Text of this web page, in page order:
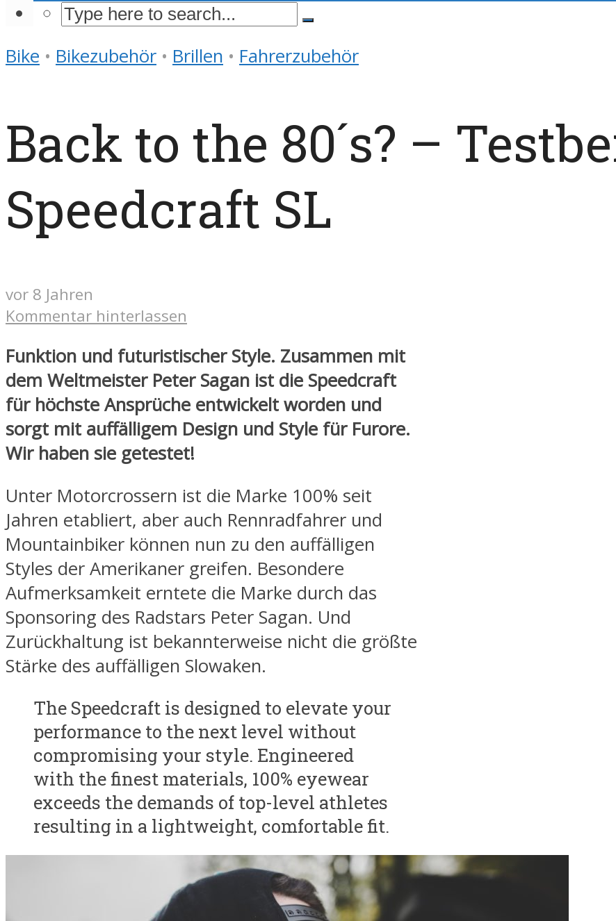
Bike • Bikezubehör • Brillen • Fahrerzubehör
Back to the 80´s? –
Speedcraft SL
vor 8 Jahren
Kommentar hinterlassen
Funktion und futuristischer Style. Zusammen mit
dem Weltmeister Peter Sagan ist die Speedcraft
für höchste Ansprüche entwickelt worden und
sorgt mit auffälligem Design und Style für Furore.
Wir haben sie getestet!
Unter Motorcrossern ist die Marke 100% seit
Jahren etabliert, aber auch Rennradfahrer und
Mountainbiker können nun zu den auffälligen
Styles der Amerikaner greifen. Besondere
Aufmerksamkeit erntete die Marke durch das
Sponsoring des Radstars Peter Sagan. Und
Zurückhaltung ist bekannterweise nicht die größte
Stärke des auffälligen Slowaken.
The Speedcraft is designed to elevate your
performance to the next level without
compromising your style. Engineered
with the finest materials, 100% eyewear
exceeds the demands of top-level athletes
resulting in a lightweight, comfortable fit.